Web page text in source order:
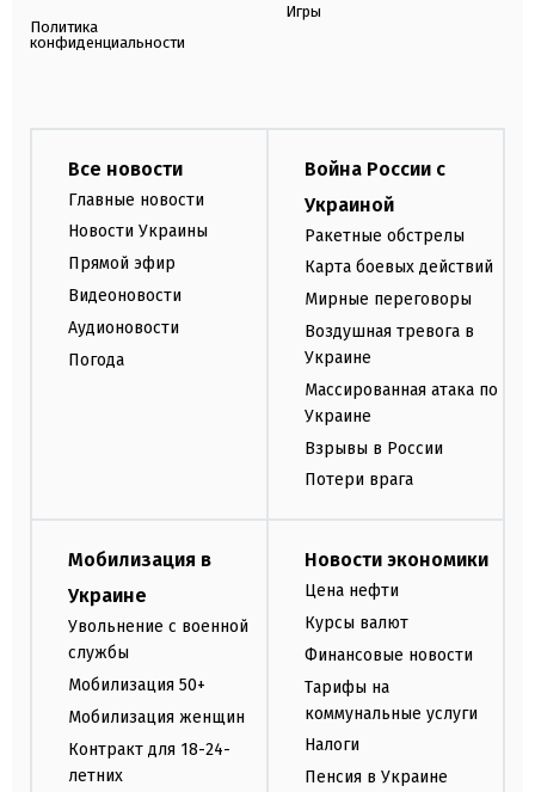
Политика
конфиденциальности
Игры
Все новости
Главные новости
Новости Украины
Прямой эфир
Видеоновости
Аудионовости
Погода
Война России с
Украиной
Ракетные обстрелы
Карта боевых действий
Мирные переговоры
Воздушная тревога в
Украине
Массированная атака по
Украине
Взрывы в России
Потери врага
Мобилизация в
Украине
Увольнение с военной
службы
Мобилизация 50+
Мобилизация женщин
Контракт для 18-24-
летних
Новости экономики
Цена нефти
Курсы валют
Финансовые новости
Тарифы на
коммунальные услуги
Налоги
Пенсия в Украине